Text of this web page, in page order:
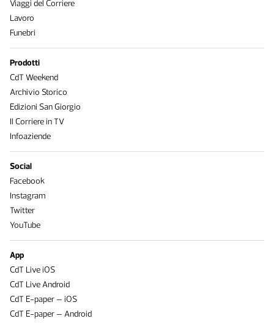
Viaggi del Corriere
Lavoro
Funebri
Prodotti
CdT Weekend
Archivio Storico
Edizioni San Giorgio
Il Corriere in TV
Infoaziende
Social
Facebook
Instagram
Twitter
YouTube
App
CdT Live iOS
CdT Live Android
CdT E-paper – iOS
CdT E-paper – Android